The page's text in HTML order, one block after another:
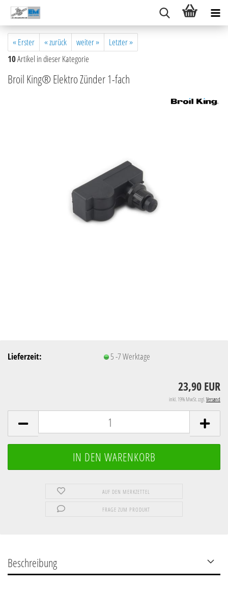
« Erster « zurück weiter »
Letzter »
10Artikel in dieser Kategorie
Broil King® Elektro Zünder 1-fach
Lieferzeit: 5 -7 Werktage
23,90 EUR
inkl. 19% MwSt. zzgl.Versand
AUF DEN MERKZETTEL
FRAGE ZUM PRODUKT
Beschreibung